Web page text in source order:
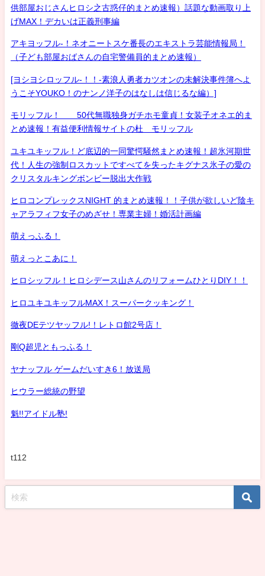
供部屋おじさんヒロシ之古惑仔的まとめ速報）話題な動画取り上
げMAX！デカいは正義刑事編
アキヨッフル-！ネオニートスケ番長のエキストラ芸能情報局！
（子ども部屋おばさんの自宅警備員的まとめ速報）
[ヨシヨシロッフル-！！-素浪人勇者カツオンの未解決事件簿へよ
うこそYOUKO！のナンノ洋子のはなしは信じるな編）]
モリッフル！ 50代無職独身ガチホモ童貞！女装子オネエ的ま
とめ速報！有益便利情報サイトの杜 モリッフル
ユキユキッフル！ど底辺的一同驚愕騒然まとめ速報！超氷河期世
代！人生の強制ロスカットですべてを失ったキグナス氷子の愛の
クリスタルキングボンビー脱出大作戦
ヒロコンプレックスNIGHT 的まとめ速報！！子供が欲しいど陰キ
ャアラフィフ女子のめざせ！専業主婦！婚活計画編
萌えっふる！
萌えっとこあに！
ヒロシッフル！ヒロシデース山さんのリフォームひとりDIY！！
ヒロユキユキッフルMAX！スーパークッキング！
徹夜DEテツヤッフル!！レトロ館2号店！
剛Q超児ともっふる！
ヤナッフル ゲームだいすき6！放送局
ヒウラー総統の野望
魁!!アイドル塾!
t112